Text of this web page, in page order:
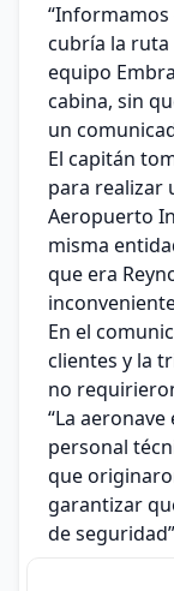
cubría la ruta
equipo
cabina, sin
un
El capitán
para realizar
Aeropuerto
misma
que era
En el
clientes y la
no
“La
personal
que
garantizar
de